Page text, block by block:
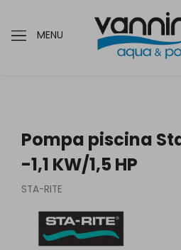
MENU
Pompa piscina
-1,1 KW/1,5 HP
STA-RITE